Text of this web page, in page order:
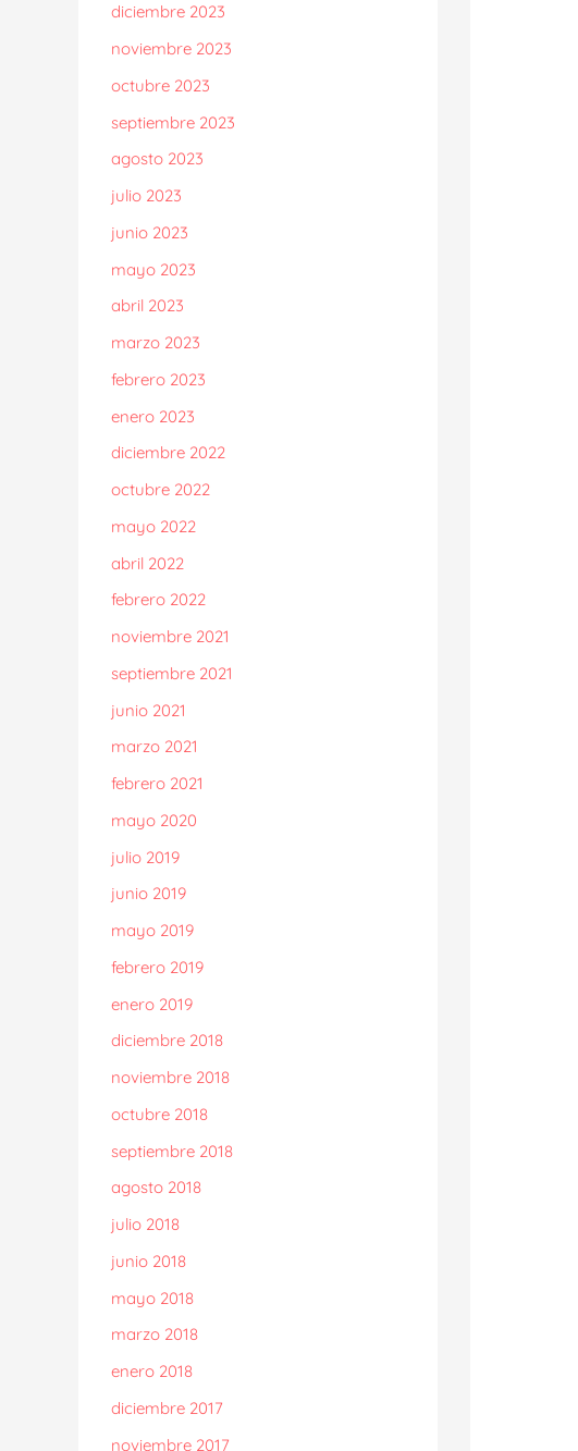
diciembre 2023
noviembre 2023
octubre 2023
septiembre 2023
agosto 2023
julio 2023
junio 2023
mayo 2023
abril 2023
marzo 2023
febrero 2023
enero 2023
diciembre 2022
octubre 2022
mayo 2022
abril 2022
febrero 2022
noviembre 2021
septiembre 2021
junio 2021
marzo 2021
febrero 2021
mayo 2020
julio 2019
junio 2019
mayo 2019
febrero 2019
enero 2019
diciembre 2018
noviembre 2018
octubre 2018
septiembre 2018
agosto 2018
julio 2018
junio 2018
mayo 2018
marzo 2018
enero 2018
diciembre 2017
noviembre 2017